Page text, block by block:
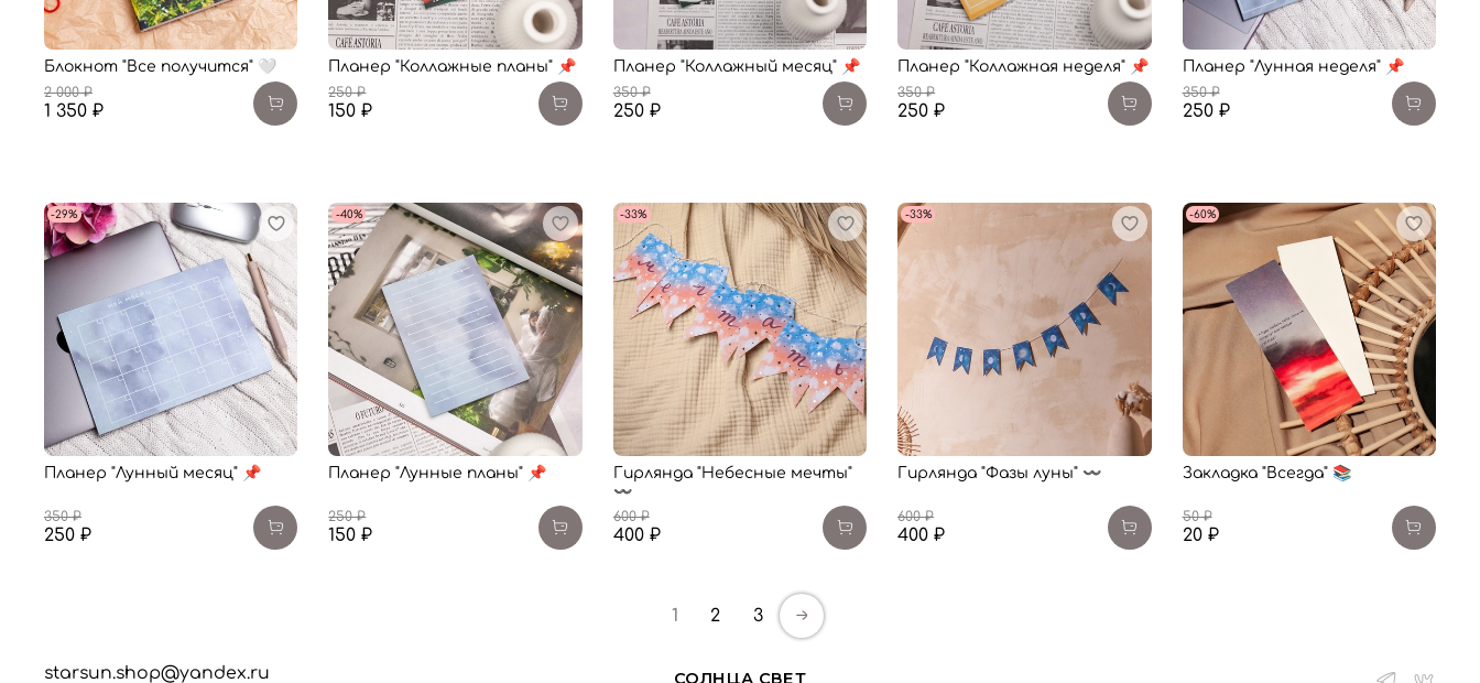
Блокнот "Все получится" 🤍
2 000 ₽
1 350 ₽
Планер "Коллажные планы" 📌
250 ₽
150 ₽
Планер "Коллажный месяц" 📌
350 ₽
250 ₽
Планер "Коллажная неделя" 📌
350 ₽
250 ₽
Планер "Лунная неделя" 📌
350 ₽
250 ₽
-29%
Планер "Лунный месяц" 📌
350 ₽
250 ₽
-40%
Планер "Лунные планы" 📌
250 ₽
150 ₽
-33%
Гирлянда "Небесные мечты"
〰️
600 ₽
400 ₽
-33%
Гирлянда "Фазы луны" 〰️
600 ₽
400 ₽
-60%
Закладка "Всегда" 📚
50 ₽
20 ₽
1 2 3
starsun.shop@yandex.ru СОЛНЦА СВЕТ